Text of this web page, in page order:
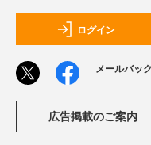
ログイン
メールバッ
広告掲載のご案内